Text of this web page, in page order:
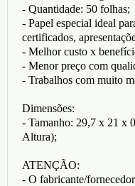
- Quantidade: 50 folhas;
- Papel especial ideal
certificados,
- Melhor custo x
- Menor preço com
- Trabalhos com muito
Dimensões:
- Tamanho: 29,7 x 21 x
Altura);
ATENÇÃO:
- O fabricante/